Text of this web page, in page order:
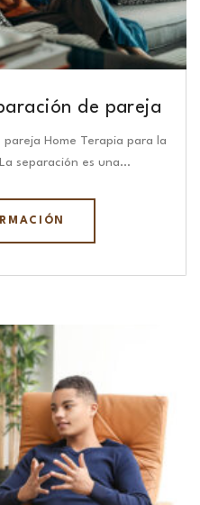
de pareja
Home Terapia para la
separación es una…